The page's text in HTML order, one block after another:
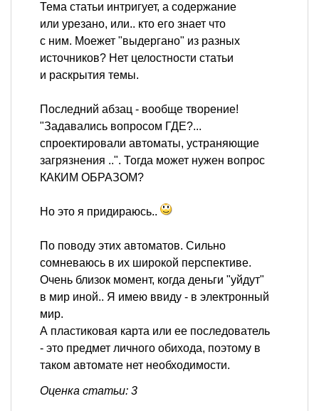
Тема статьи интригует, а содержание
или урезано, или.. кто его знает что
с ним. Моежет "выдергано" из разных
источников? Нет целостности статьи
и раскрытия темы.
Последний абзац - вообще творение!
"Задавались вопросом ГДЕ?...
спроектировали автоматы, устраняющие
загрязнения ..". Тогда может нужен вопрос
КАКИМ ОБРАЗОМ?
Но это я придираюсь..
По поводу этих автоматов. Сильно
сомневаюсь в их широкой перспективе.
Очень близок момент, когда деньги "уйдут"
в мир иной.. Я имею ввиду - в электронный
мир.
А пластиковая карта или ее последователь
- это предмет личного обихода, поэтому в
таком автомате нет необходимости.
Оценка статьи: 3